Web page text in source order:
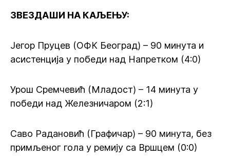
ЗВЕЗДАШИ НА КАЉЕЊУ:
Јегор Пруцев (ОФК Београд) – 90 минута и
асистенција у победи над Напретком (4:0)
Урош Сремчевић (Младост) – 14 минута у
победи над Железничаром (2:1)
Саво Радановић (Графичар) – 90 минута, без
примљеног гола у ремију са Вршцем (0:0)